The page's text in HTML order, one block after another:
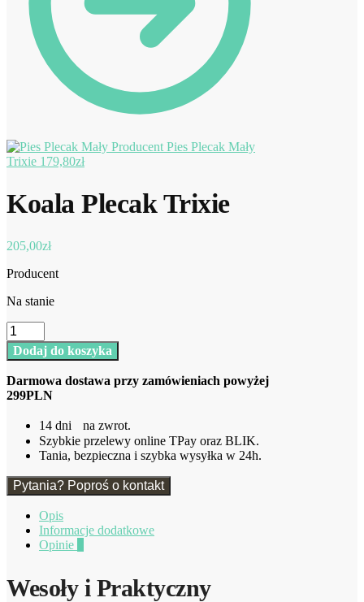
Pies Plecak Mały
Trixie 179,80zł
Koala Plecak Trixie
205,00zł
Producent
Na stanie
ilość
Koala
Plecak
Dodaj do koszyka
Darmowa dostawa przy zamówieniach powyżej
299PLN
14 dni na zwrot.
Szybkie przelewy online TPay oraz BLIK.
Tania, bezpieczna i szybka wysyłka w 24h.
Pytania? Poproś o kontakt
Opis
Informacje dodatkowe
Opinie
Wesoły i Praktyczny